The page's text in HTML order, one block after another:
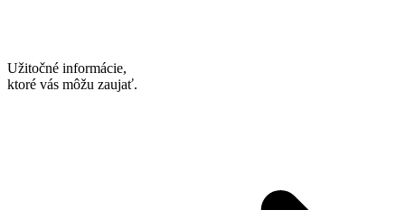
Užitočné informácie,
ktoré vás môžu zaujať.